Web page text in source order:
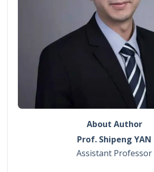
About Author
Prof. Shipeng YAN
Assistant Professor